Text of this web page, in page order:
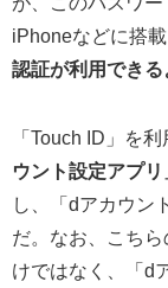
iPhoneなどに搭
認証が利用できる
「Touch ID」を
ウント設定アプリ
し、「dアカウン
だ。なお、こち
けではなく、「d